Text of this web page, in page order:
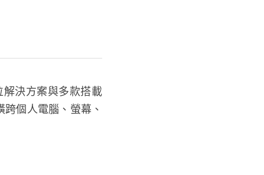
解決方案與多款搭載
個人電腦、螢幕、